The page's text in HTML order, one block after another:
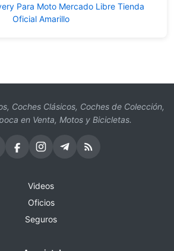
Para Moto Mercado Libre Tienda
Oficial Amarillo
Coches Clásicos, Coches de Colección,
en Venta, Motos y Bicicletas.
Videos
Oficios
Seguros